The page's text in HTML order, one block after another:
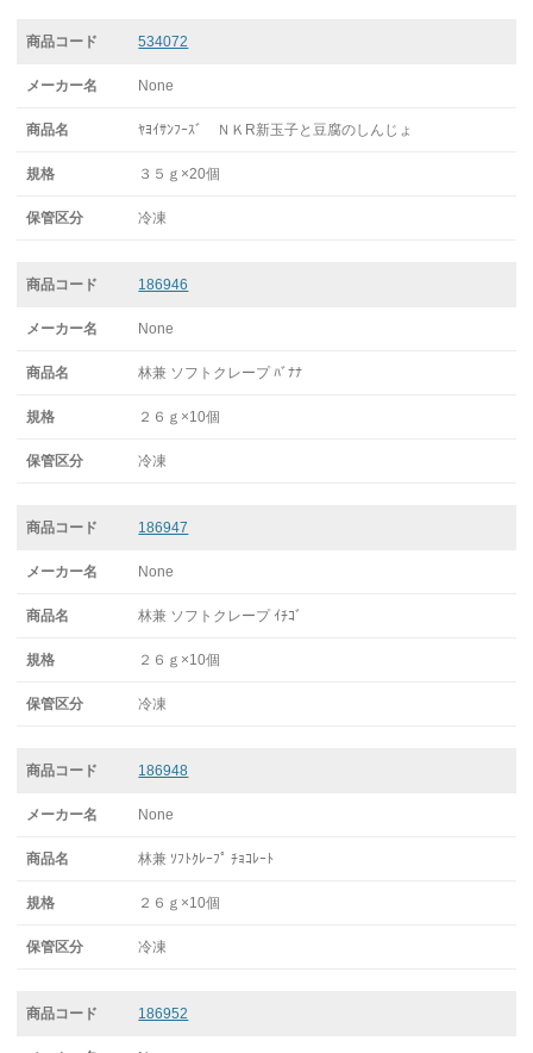
534072
None
ﾔﾖｲｻﾝﾌｰｽﾞ ＮＫR新玉子と豆腐のしんじょ
３５ｇ×20個
冷凍
186946
None
林兼 ソフトクレープ ﾊﾞﾅﾅ
２６ｇ×10個
冷凍
186947
None
林兼 ソフトクレープ ｲﾁｺﾞ
２６ｇ×10個
冷凍
186948
None
林兼 ｿﾌﾄｸﾚｰﾌﾟ ﾁｮｺﾚｰﾄ
２６ｇ×10個
冷凍
186952